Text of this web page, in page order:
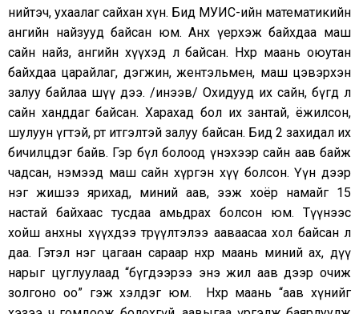
нийтэч, ухаалаг сайхан хүн. Бид МУИС-ийн математикийн
ангийн найзууд байсан юм. Анх үерхэж байхдаа маш
сайн найз, ангийн хүүхэд л байсан. Нөхөр маань оюутан
байхдаа царайлаг, дэгжин, жентэльмен, маш цэвэрхэн
залуу байлаа шүү дээ. /инээв/ Охидууд их сайн, бүгд л
сайн ханддаг байсан. Харахад бол их зантай, ёжилсон,
шулуун үгтэй, өөртөө итгэлтэй залуу байсан. Бид 2 захидал их
бичилцдэг байв. Гэр бүл болоод үнэхээр сайн аав байж
чадсан, нэмээд маш сайн хүргэн хүү болсон. Үүн дээр
нэг жишээ ярихад, миний аав, ээж хоёр намайг 15
настай байхаас тусдаа амьдрах болсон юм. Түүнээс
хойш анхны хүүхдээ төрүүлтэлээ ааваасаа хол байсан л
даа. Гэтэл нэг цагаан сараар нөхөр маань миний ах, дүү
нарыг цуглуулаад “бүгдээрээ энэ жил аав дээр очиж
золгоно оо” гэж хэлдэг юм. Нөхөр маань “аав хүнийг